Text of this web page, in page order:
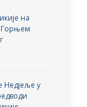
на
Горњем
Недјеље у